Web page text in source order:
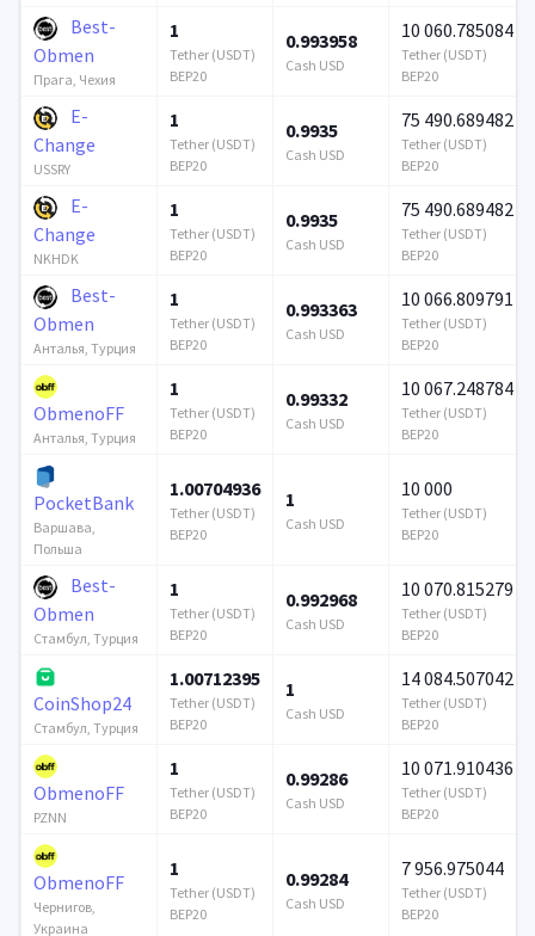
Best-
Obmen
Прага, Чехия
1
Tether (USDT)
BEP20
0.993958
Cash USD
10 060.785084
Tether (USDT)
BEP20
E-
Change
USSRY
1
Tether (USDT)
BEP20
0.9935
Cash USD
75 490.689482
Tether (USDT)
BEP20
E-
Change
NKHDK
1
Tether (USDT)
BEP20
0.9935
Cash USD
75 490.689482
Tether (USDT)
BEP20
Best-
Obmen
Анталья, Турция
1
Tether (USDT)
BEP20
0.993363
Cash USD
10 066.809791
Tether (USDT)
BEP20
ObmenoFF
Анталья, Турция
1
Tether (USDT)
BEP20
0.99332
Cash USD
10 067.248784
Tether (USDT)
BEP20
PocketBank
Варшава,
Польша
1.00704936
Tether (USDT)
BEP20
1
Cash USD
10 000
Tether (USDT)
BEP20
Best-
Obmen
Стамбул, Турция
1
Tether (USDT)
BEP20
0.992968
Cash USD
10 070.815279
Tether (USDT)
BEP20
CoinShop24
Стамбул, Турция
1.00712395
Tether (USDT)
BEP20
1
Cash USD
14 084.507042
Tether (USDT)
BEP20
ObmenoFF
PZNN
1
Tether (USDT)
BEP20
0.99286
Cash USD
10 071.910436
Tether (USDT)
BEP20
ObmenoFF
Чернигов,
Украина
1
Tether (USDT)
BEP20
0.99284
Cash USD
7 956.975044
Tether (USDT)
BEP20